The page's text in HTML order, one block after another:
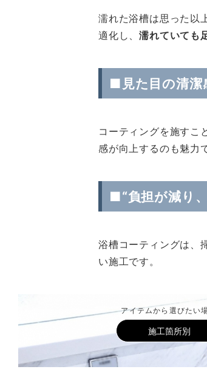
濡れた浴槽は思った以
適化し、濡れていても
■見た目の清潔
コーティングを施すこ
感が向上するのも魅力
■“負担が減り
浴槽コーティングは、
い施工です。
アイテムから選びたい
施工箇所別